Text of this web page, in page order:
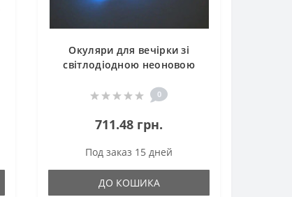
Окуляри для вечірки зі
світлодіодною неоновою
0
711.48 грн.
Под заказ 15 дней
ДО КОШИКА